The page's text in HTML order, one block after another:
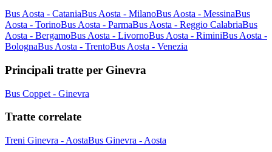
Bus Aosta - CataniaBus Aosta - MilanoBus Aosta - MessinaBus
Aosta - TorinoBus Aosta - ParmaBus Aosta - Reggio CalabriaBus
Aosta - BergamoBus Aosta - LivornoBus Aosta - RiminiBus Aosta -
BolognaBus Aosta - TrentoBus Aosta - Venezia
Principali tratte per Ginevra
Bus Coppet - Ginevra
Tratte correlate
Treni Ginevra - AostaBus Ginevra - Aosta